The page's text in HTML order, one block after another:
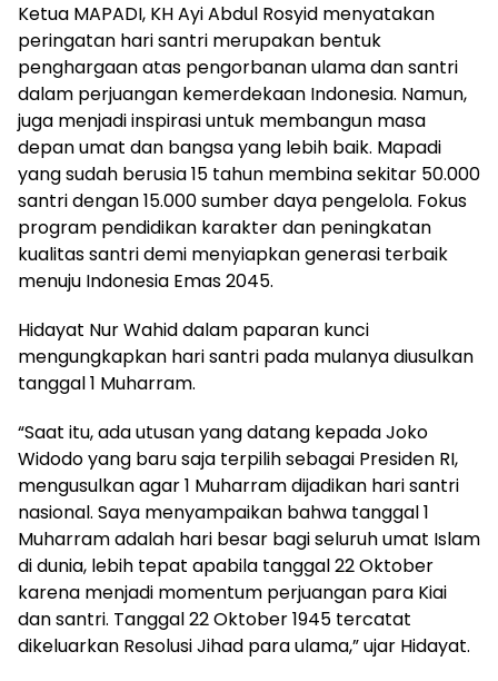
Ketua MAPADI, KH Ayi Abdul Rosyid menyatakan
peringatan hari santri merupakan bentuk
penghargaan atas pengorbanan ulama dan santri
dalam perjuangan kemerdekaan Indonesia. Namun,
juga menjadi inspirasi untuk membangun masa
depan umat dan bangsa yang lebih baik. Mapadi
yang sudah berusia 15 tahun membina sekitar 50.000
santri dengan 15.000 sumber daya pengelola. Fokus
program pendidikan karakter dan peningkatan
kualitas santri demi menyiapkan generasi terbaik
menuju Indonesia Emas 2045.
Hidayat Nur Wahid dalam paparan kunci
mengungkapkan hari santri pada mulanya diusulkan
tanggal 1 Muharram.
“Saat itu, ada utusan yang datang kepada Joko
Widodo yang baru saja terpilih sebagai Presiden RI,
mengusulkan agar 1 Muharram dijadikan hari santri
nasional. Saya menyampaikan bahwa tanggal 1
Muharram adalah hari besar bagi seluruh umat Islam
di dunia, lebih tepat apabila tanggal 22 Oktober
karena menjadi momentum perjuangan para Kiai
dan santri. Tanggal 22 Oktober 1945 tercatat
dikeluarkan Resolusi Jihad para ulama,” ujar Hidayat.